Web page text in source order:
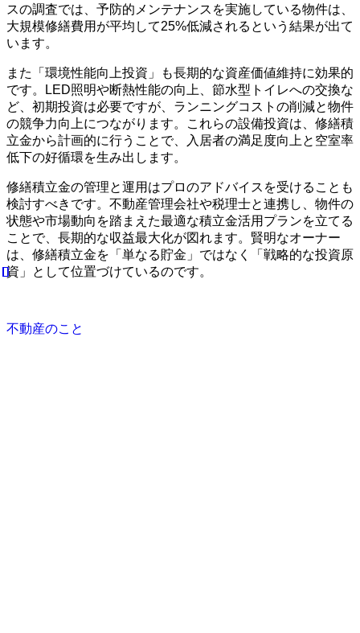
スの調査では、予防的メンテナンスを実施している物件は、
大規模修繕費用が平均して25%低減されるという結果が出て
います。
また「環境性能向上投資」も長期的な資産価値維持に効果的
です。LED照明や断熱性能の向上、節水型トイレへの交換な
ど、初期投資は必要ですが、ランニングコストの削減と物件
の競争力向上につながります。これらの設備投資は、修繕積
立金から計画的に行うことで、入居者の満足度向上と空室率
低下の好循環を生み出します。
修繕積立金の管理と運用はプロのアドバイスを受けることも
検討すべきです。不動産管理会社や税理士と連携し、物件の
状態や市場動向を踏まえた最適な積立金活用プランを立てる
ことで、長期的な収益最大化が図れます。賢明なオーナー
は、修繕積立金を「単なる貯金」ではなく「戦略的な投資原
資」として位置づけているのです。
不動産のこと